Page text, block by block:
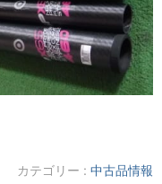
カテゴリー : 中古品情報